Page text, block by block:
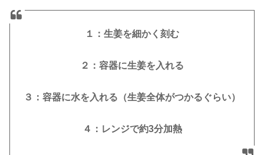
１：生姜を細かく刻む
２：容器に生姜を入れる
３：容器に水を入れる（生姜全体がつかるぐらい）
４：レンジで約3分加熱